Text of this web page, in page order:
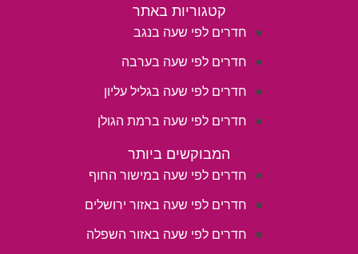
קטגוריות באתר
חדרים לפי שעה בנגב
חדרים לפי שעה בערבה
חדרים לפי שעה בגליל עליון
חדרים לפי שעה ברמת הגולן
המבוקשים ביותר
חדרים לפי שעה במישור החוף
חדרים לפי שעה באזור ירושלים
חדרים לפי שעה באזור השפלה